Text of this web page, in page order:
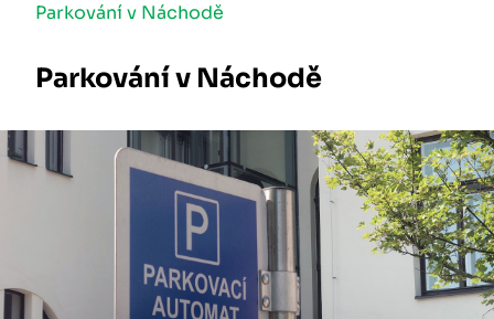
Parkování v Náchodě
Parkování v Náchodě